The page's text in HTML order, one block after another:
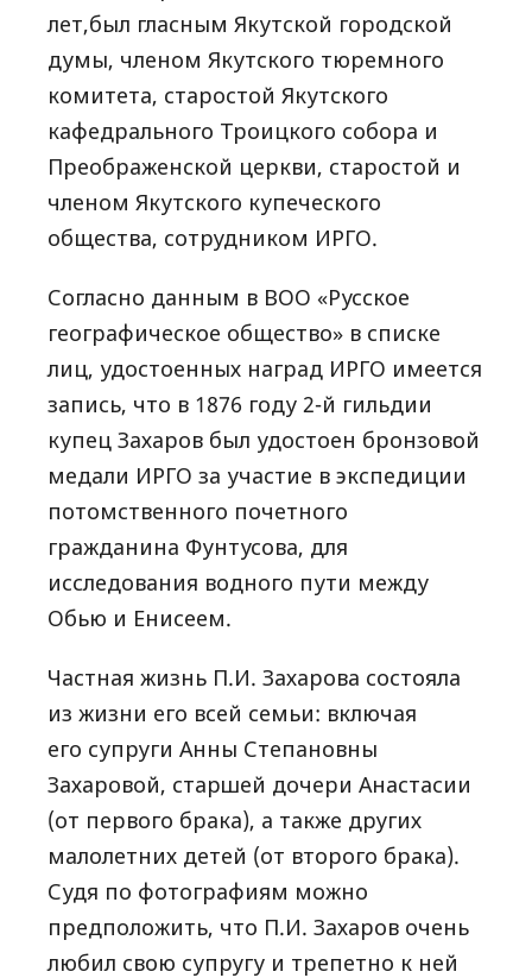
лет,был гласным Якутской городской
думы, членом Якутского тюремного
комитета, старостой Якутского
кафедрального Троицкого собора и
Преображенской церкви, старостой и
членом Якутского купеческого
общества, сотрудником ИРГО.
Согласно данным в ВОО «Русское
географическое общество» в списке
лиц, удостоенных наград ИРГО имеется
запись, что в 1876 году 2-й гильдии
купец Захаров был удостоен бронзовой
медали ИРГО за участие в экспедиции
потомственного почетного
гражданина Фунтусова, для
исследования водного пути между
Обью и Енисеем.
Частная жизнь П.И. Захарова состояла
из жизни его всей семьи: включая
его супруги Анны Степановны
Захаровой, старшей дочери Анастасии
(от первого брака), а также других
малолетних детей (от второго брака).
Судя по фотографиям можно
предположить, что П.И. Захаров очень
любил свою супругу и трепетно к ней